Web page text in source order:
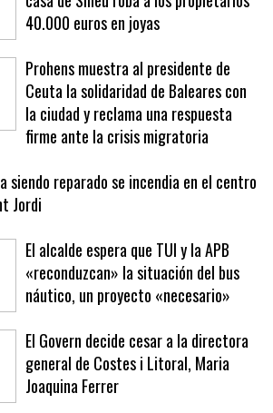
Una empleada de la limpieza en una
casa de Sineu roba a los propietarios
40.000 euros en joyas
Prohens muestra al presidente de
Ceuta la solidaridad de Baleares con
la ciudad y reclama una respuesta
firme ante la crisis migratoria
siendo reparado se incendia en el centro
Jordi
El alcalde espera que TUI y la APB
«reconduzcan» la situación del bus
náutico, un proyecto «necesario»
El Govern decide cesar a la directora
general de Costes i Litoral, Maria